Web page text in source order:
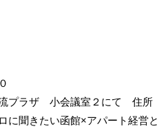
０
プラザ 小会議室２にて 住所
に聞きたい函館×アパート経営